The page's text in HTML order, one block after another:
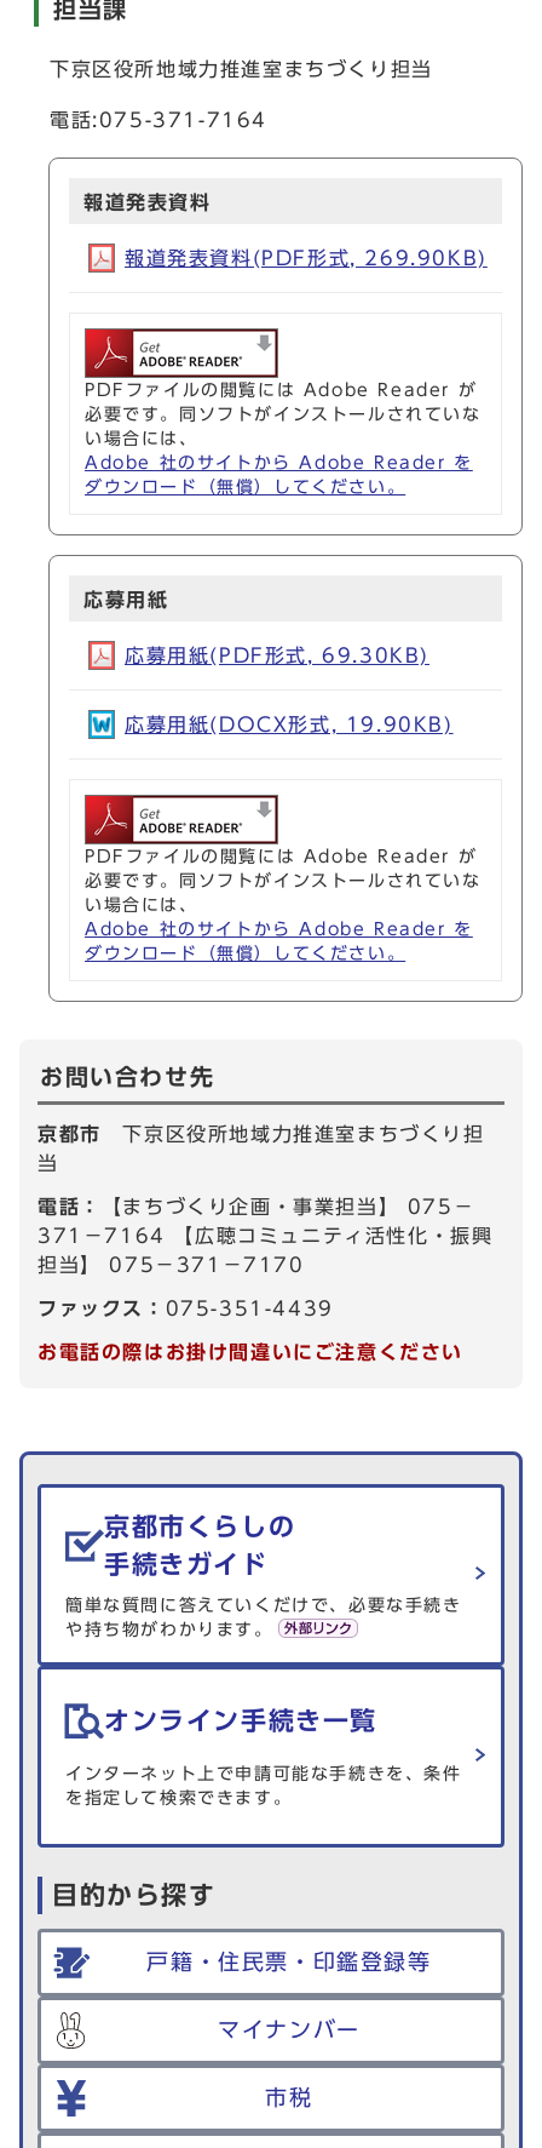
担当課
下京区役所地域力推進室まちづくり担当
電話:075-371-7164
報道発表資料
報道発表資料(PDF形式, 269.90KB)
PDFファイルの閲覧には Adobe Reader が
必要です。同ソフトがインストールされていな
い場合には、
Adobe 社のサイトから Adobe Reader を
ダウンロード（無償）してください。
応募用紙
応募用紙(PDF形式, 69.30KB)
応募用紙(DOCX形式, 19.90KB)
PDFファイルの閲覧には Adobe Reader が
必要です。同ソフトがインストールされていな
い場合には、
Adobe 社のサイトから Adobe Reader を
ダウンロード（無償）してください。
お問い合わせ先
京都市下京区役所地域力推進室まちづくり担
当
電話：
【まちづくり企画・事業担当】 075－
371－7164 【広聴コミュニティ活性化・振興
担当】 075－371－7170
ファックス： 075-351-4439
お電話の際はお掛け間違いにご注意ください
生活情報を探す
京都市くらしの
手続きガイド
簡単な質問に答えていくだけで、必要な手続き
や持ち物がわかります。
オンライン手続き一覧
インターネット上で申請可能な手続きを、条件
を指定して検索できます。
目的から探す
戸籍・住民票・印鑑登録等
マイナンバー
市税